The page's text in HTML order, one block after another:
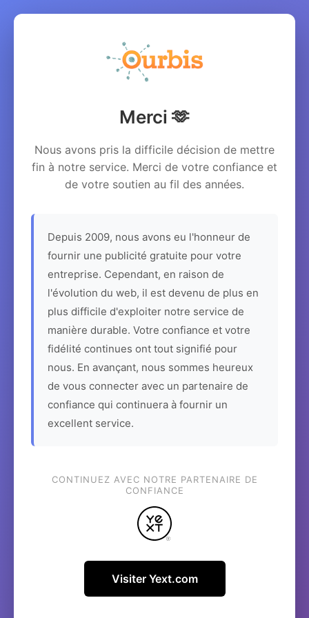
Merci 🫶
Nous avons pris la difficile décision de mettre
fin à notre service. Merci de votre confiance et
de votre soutien au fil des années.
Depuis 2009, nous avons eu l'honneur de
fournir une publicité gratuite pour votre
entreprise. Cependant, en raison de
l'évolution du web, il est devenu de plus en
plus difficile d'exploiter notre service de
manière durable. Votre confiance et votre
fidélité continues ont tout signifié pour
nous. En avançant, nous sommes heureux
de vous connecter avec un partenaire de
confiance qui continuera à fournir un
excellent service.
CONTINUEZ AVEC NOTRE PARTENAIRE DE
CONFIANCE
Visiter Yext.com